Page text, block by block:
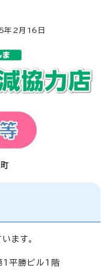
年2月 16 日
ます。
平勝ビル1階